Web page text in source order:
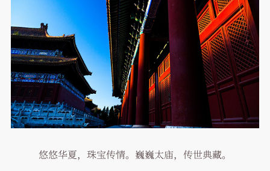
悠悠华夏，珠宝传情。巍巍太庙，传世典藏。